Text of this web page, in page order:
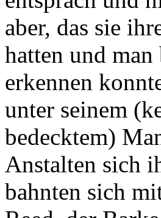
aber, das sie
hatten und
erkennen
unter seinem
bedecktem)
Anstalten sich
bahnten sich